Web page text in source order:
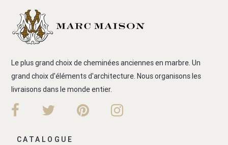
Le plus grand choix de cheminées anciennes en marbre. Un
grand choix d'éléments d'architecture. Nous organisons les
livraisons dans le monde entier.
CATALOGUE